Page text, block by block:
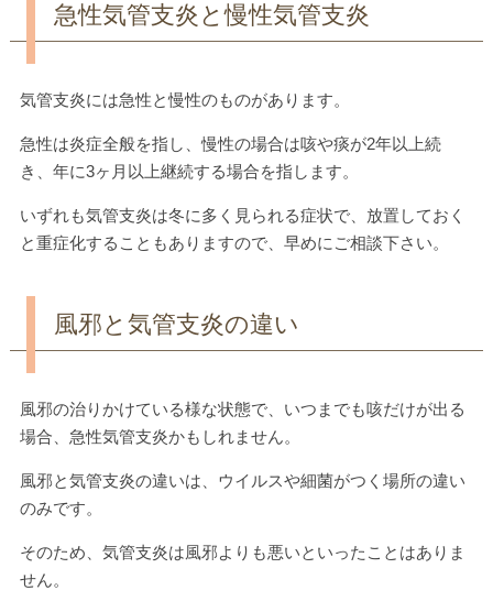
急性気管支炎と慢性気管支炎
気管支炎には急性と慢性のものがあります。
急性は炎症全般を指し、慢性の場合は咳や痰が2年以上続
き、年に3ヶ月以上継続する場合を指します。
いずれも気管支炎は冬に多く見られる症状で、放置しておく
と重症化することもありますので、早めにご相談下さい。
風邪と気管支炎の違い
風邪の治りかけている様な状態で、いつまでも咳だけが出る
場合、急性気管支炎かもしれません。
風邪と気管支炎の違いは、ウイルスや細菌がつく場所の違い
のみです。
そのため、気管支炎は風邪よりも悪いといったことはありま
せん。